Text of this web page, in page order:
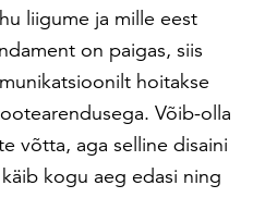
liigume ja mille eest
on paigas, siis
hoitakse
Võib-olla
võtta, aga selline disaini
kogu aeg edasi ning